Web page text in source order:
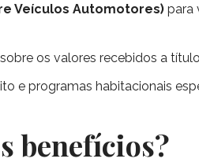
Veículos Automotores) para
sobre os valores recebidos a
e programas habitacionais
benefícios?